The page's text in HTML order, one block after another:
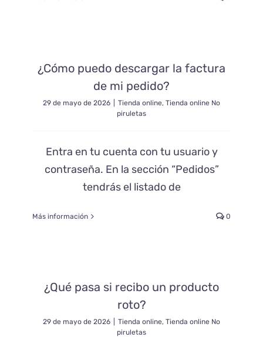
¿Cómo puedo descargar la factura
de mi pedido?
29 de mayo de 2026 Tienda online, Tienda online No
piruletas
Entra en tu cuenta con tu usuario y
contraseña. En la sección “Pedidos”
tendrás el listado de
Más información 0
¿Qué pasa si recibo un producto
roto?
29 de mayo de 2026 Tienda online, Tienda online No
piruletas